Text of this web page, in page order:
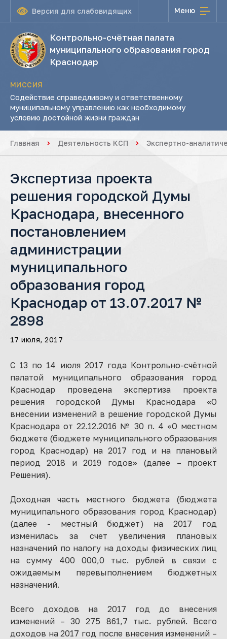
Версия для слабовидящих Меню
Контрольно-счётная палата
муниципального образования город
Краснодар
МИССИЯ
Содействие справедливому и ответственному
муниципальному управлению как необходимому
условию достойной жизни граждан
Главная Деятельность КСП Экспертно-
Экспертиза проекта
решения городской Думы
Краснодара, внесенного
постановлением
администрации
муниципального
образования город
Краснодар от 13.07.2017 №
2898
17 июля, 2017
С 13 по 14 июля 2017 года Контрольно-счётной
палатой муниципального образования город
Краснодар проведена экспертиза проекта
решения городской Думы Краснодара «О
внесении изменений в решение городской Думы
Краснодара от 22.12.2016 № 30 п. 4 «О местном
бюджете (бюджете муниципального образования
город Краснодар) на 2017 год и на плановый
период 2018 и 2019 годов» (далее – проект
Решения).
Доходная часть местного бюджета (бюджета
муниципального образования город Краснодар)
(далее - местный бюджет) на 2017 год
изменилась за счет увеличения плановых
назначений по налогу на доходы физических лиц
на сумму 400 000,0 тыс. рублей в связи с
ожидаемым перевыполнением бюджетных
назначений.
Всего доходов на 2017 год до внесения
изменений – 30 275 861,7 тыс. рублей. Всего
доходов на 2017 год после внесения изменений –